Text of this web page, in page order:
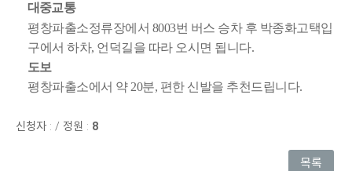
대중교통
평창파출소정류장에서 8003번 버스 승차 후 박종화고택입
구에서 하차, 언덕길을 따라 오시면 됩니다.
도보
평창파출소에서 약 20분, 편한 신발을 추천드립니다.
신청자 : / 정원 : 8
목록